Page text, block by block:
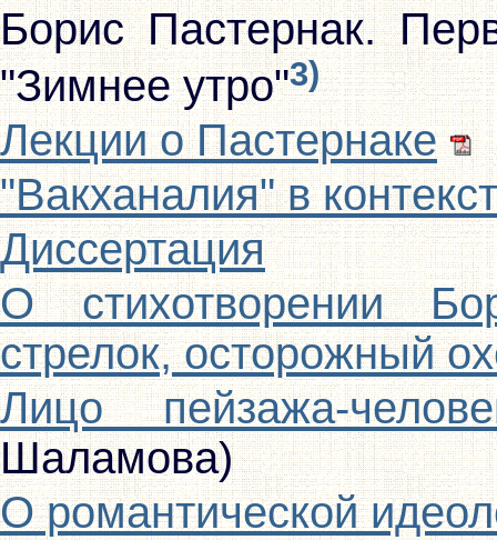
Борис Пастернак.
"Зимнее утро"3)
Лекции о Пастернаке
"Вакханалия" в
Диссертация
О стихотворении
стрелок, осторожный
Лицо пейзажа-
Шаламова)
О романтической